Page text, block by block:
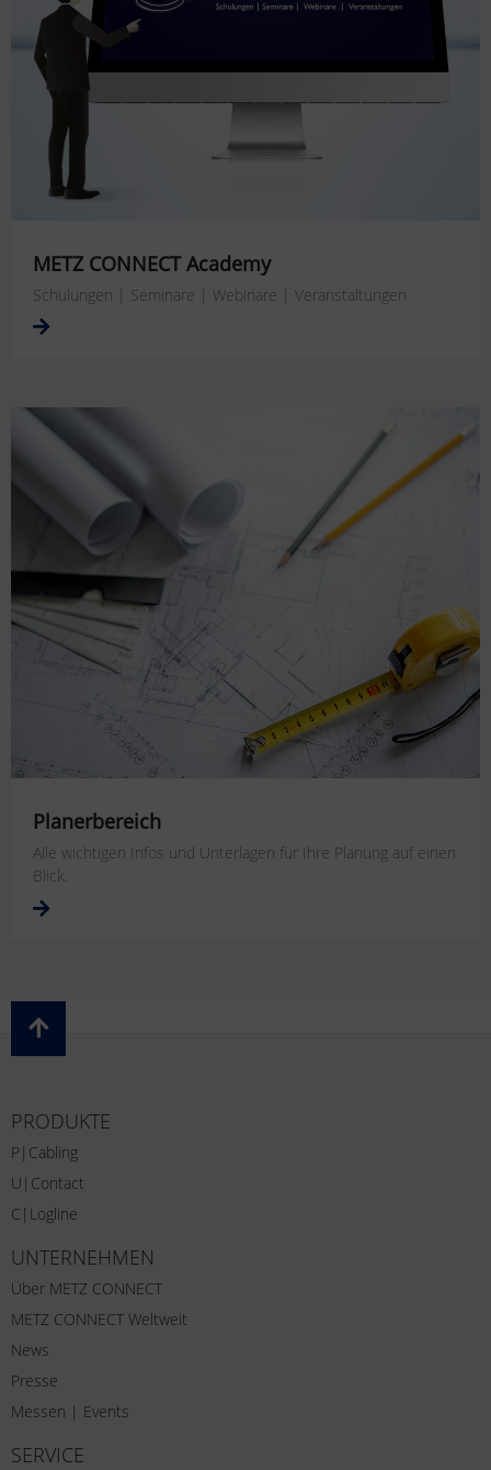
METZ CONNECT Academy
Schulungen | Seminare | Webinare | Veranstaltungen
Planerbereich
Alle wichtigen Infos und Unterlagen für Ihre Planung auf einen
Blick.
PRODUKTE
P|Cabling
U|Contact
C|Logline
UNTERNEHMEN
Über METZ CONNECT
METZ CONNECT Weltweit
News
Presse
Messen | Events
SERVICE